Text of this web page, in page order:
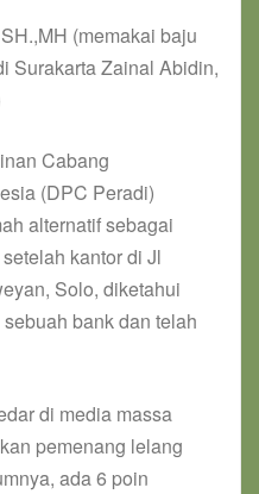
(memakai baju
Surakarta Zainal Abidin,
Cabang
(DPC Peradi)
alternatif sebagai
kantor di Jl
Solo, diketahui
bank dan telah
di media massa
pemenang lelang
ada 6 poin